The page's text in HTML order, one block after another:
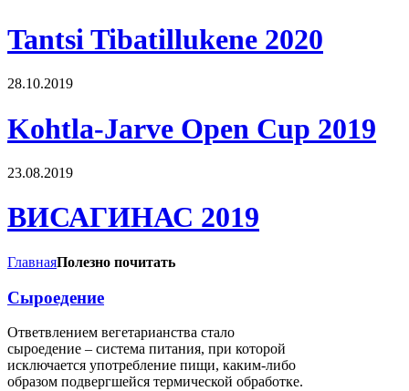
Tantsi Tibatillukene 2020
28.10.2019
Kohtla-Jarve Open Cup 2019
23.08.2019
ВИСАГИНАС 2019
ГлавнаяПолезно почитать
Сыроедение
Ответвлением вегетарианства стало
сыроедение – система питания, при которой
исключается употребление пищи, каким-либо
образом подвергшейся термической обработке.